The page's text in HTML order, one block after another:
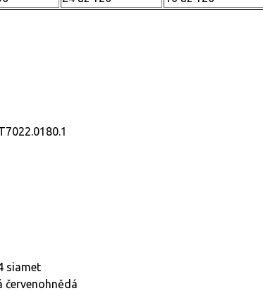
siamet
červenohnědá